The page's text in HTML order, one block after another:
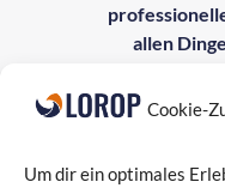
Cookie-
Um dir ein optimales
allen
BEST-Sabel